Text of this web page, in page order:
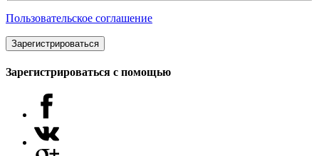
Пользовательское соглашение
Зарегистрироваться
Зарегистрироваться с помощью